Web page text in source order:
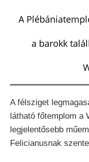
A
a barokk
A félsziget
látható főtemplom a
legjelentősebb
Felicianusnak